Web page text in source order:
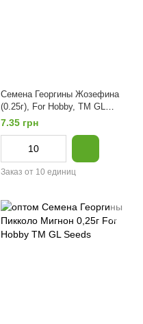
Семена Георгины Жозефина
(0.25г), For Hobby, TM GL
Seeds
7.35 грн
Заказ от 10 единиц